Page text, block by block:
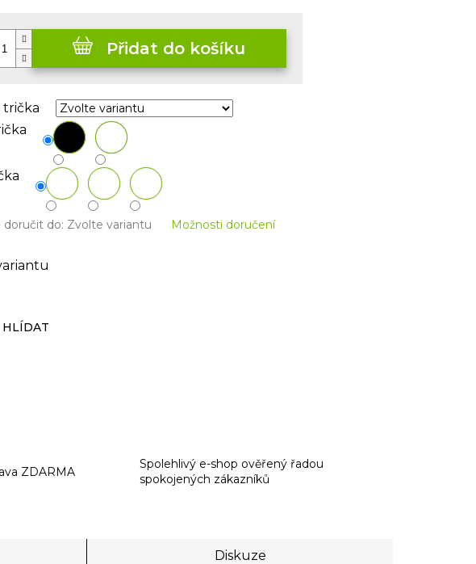
trička
doručit do: Zvolte variantu Možnosti doručení
Přidat do košíku
HLÍDAT
ZDARMA
Spolehlivý e-shop ověřený řadou
spokojených zákazníků
Diskuze